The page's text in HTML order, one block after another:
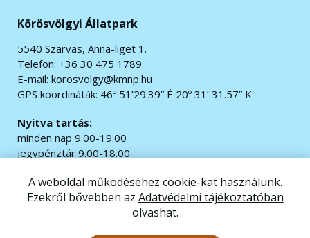
A weboldal működéséhez cookie-kat használunk.
Ezekről bővebben az Adatvédelmi tájékoztatóban
olvashat.
Körösvölgyi Állatpark
5540 Szarvas, Anna-liget 1.
Telefon: +36 30 475 1789
E-mail: korosvolgy@kmnp.hu
GPS koordináták: 46º 51’29.39” É 20º 31’ 31.57” K
Nyitva tartás:
minden nap 9.00-19.00
jegypénztár 9.00-18.00
© 2020 Minden jog fenntartva.
Adatvédelem